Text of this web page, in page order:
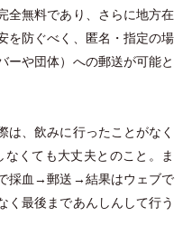
全無料であり、さらに地方在
を防ぐべく、匿名 ・ 指定の場
ーや団体） への郵送が可能と
は、飲みに行ったことがなく
くても大丈夫とのこと。ま
採血→郵送→結果はウェブで
く最後まであんしんして行う